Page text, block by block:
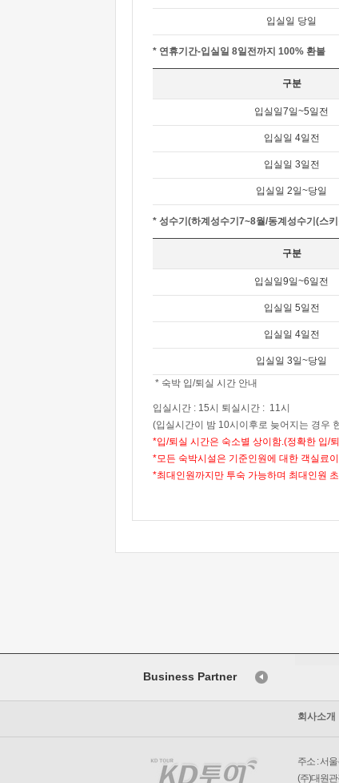
입실일 당일
* 연휴기간-입실일 8일전까지 100% 환불
구분
입실일7일~5일전
입실일 4일전
입실일 3일전
입실일 2일~당일
* 성수기(하계성수기7~8월/동계성수기(스
구분
입실일9일~6일전
입실일 5일전
입실일 4일전
입실일 3일~당일
* 숙박 입/퇴실 시간 안내
입실시간 : 15시 퇴실시간 : 11시
(입실시간이 밤 10시이후로 늦어지는 경우
*입/퇴실 시간은 숙소별 상이함.(정확한 입/
*모든 숙박시설은 기준인원에 대한 객실료
*최대인원까지만 투숙 가능하며 최대인원
Business Partner
회사소개
주소 : 서
(주)대원